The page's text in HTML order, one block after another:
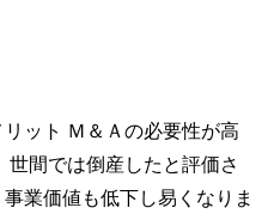
ット Ｍ＆Ａの必要性が高
世間では倒産したと評価さ
業価値も低下し易くなりま